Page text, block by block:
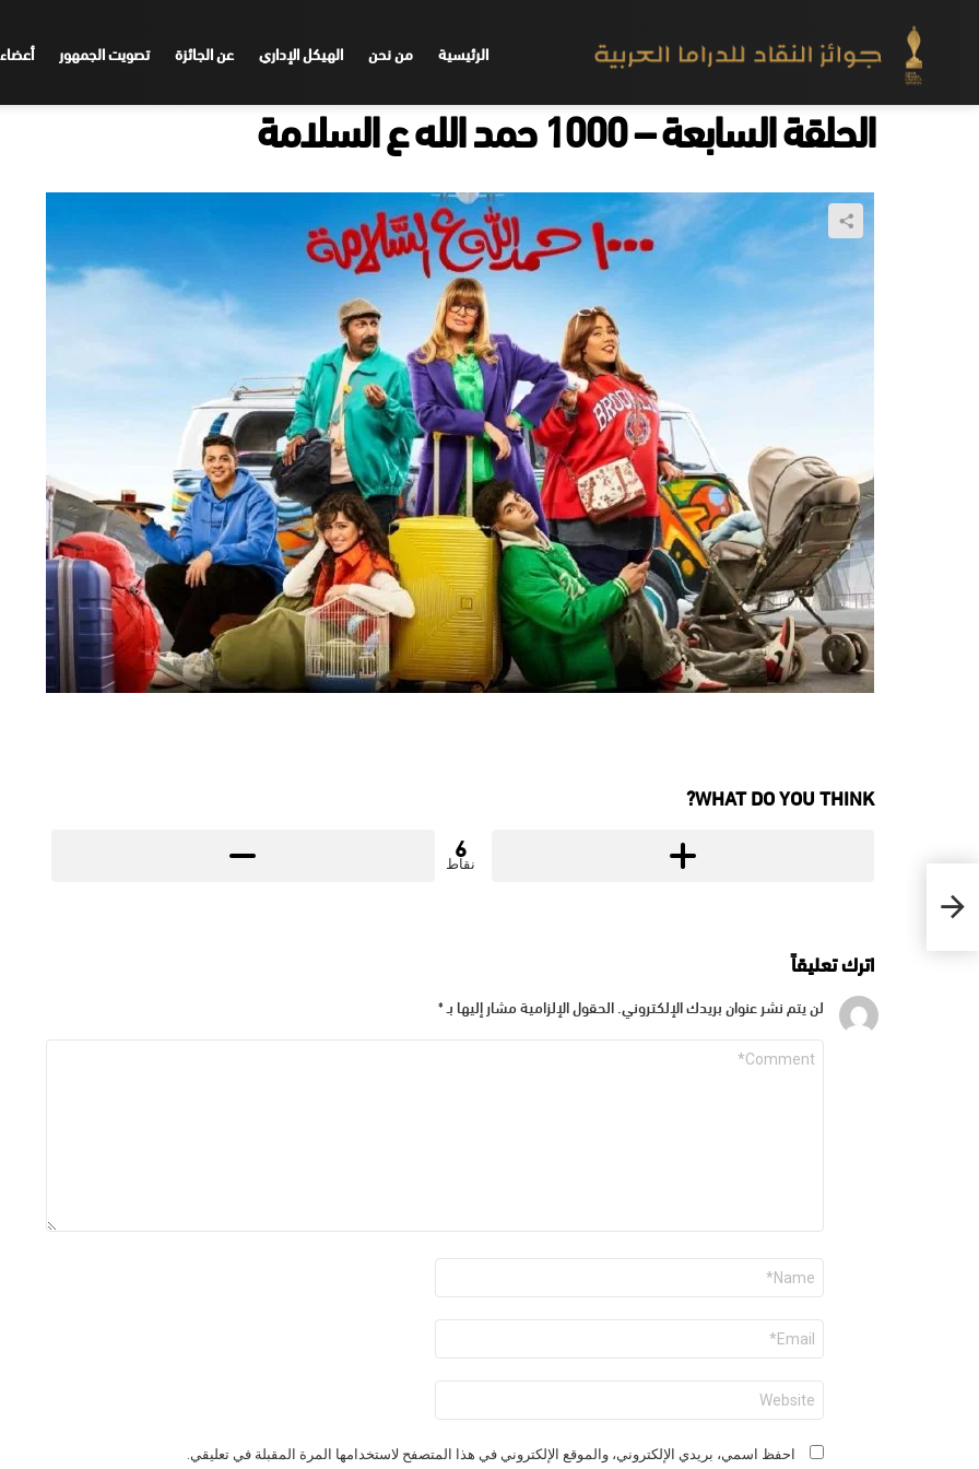
الرئيسية من نحن الهيكل الإداري عن الجائزة تصويت الجمهور
الحلقة السابعة – 1000 حمد الله ع السلامة
WHAT DO YOU THINK?
6
نقاط
اترك تعليقاً
لن يتم نشر عنوان بريدك الإلكتروني. الحقول الإلزامية مشار إليها بـ *
التعليق
الاسم
البريد
الإلكتروني
*
الموقع
الإلكتروني
احفظ اسمي، بريدي الإلكتروني، والموقع الإلكتروني في هذا المتصفح لاستخدامها المرة المقبلة في تعليقي.